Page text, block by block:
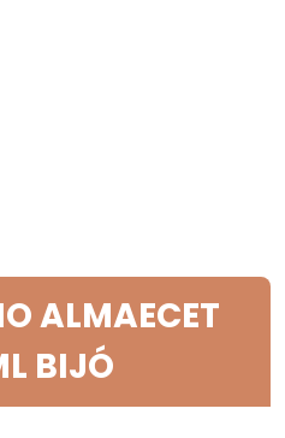
ALMAECET
BIJÓ